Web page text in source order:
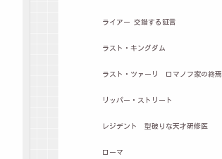
ライアー 交錯する証言
ラスト・キングダム
ラスト・ツァーリ ロマノフ家の終焉
リッパー・ストリート
レジデント 型破りな天才研修医
ローマ